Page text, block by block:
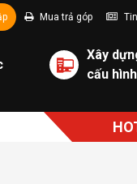
Mua trả góp
Xây
cấu hình